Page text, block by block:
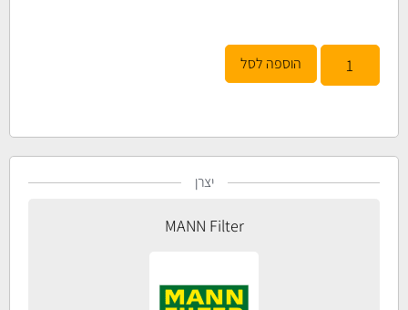
הוספה לסל
יצרן
MANN Filter